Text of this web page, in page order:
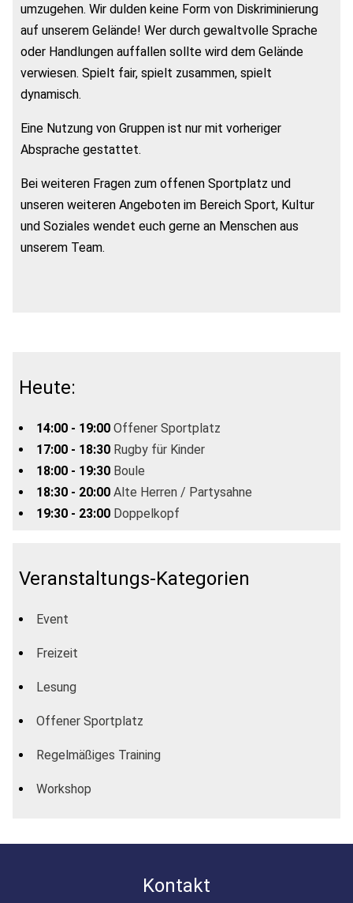
umzugehen. Wir dulden keine Form von Diskriminierung
auf unserem Gelände! Wer durch gewaltvolle Sprache
oder Handlungen auffallen sollte wird dem Gelände
verwiesen. Spielt fair, spielt zusammen, spielt
dynamisch.
Eine Nutzung von Gruppen ist nur mit vorheriger
Absprache gestattet.
Bei weiteren Fragen zum offenen Sportplatz und
unseren weiteren Angeboten im Bereich Sport, Kultur
und Soziales wendet euch gerne an Menschen aus
unserem Team.
Heute:
14:00 - 19:00 Offener Sportplatz
17:00 - 18:30 Rugby für Kinder
18:00 - 19:30 Boule
18:30 - 20:00 Alte Herren / Partysahne
19:30 - 23:00 Doppelkopf
Veranstaltungs-Kategorien
Event
Freizeit
Lesung
Offener Sportplatz
Regelmäßiges Training
Workshop
Kontakt